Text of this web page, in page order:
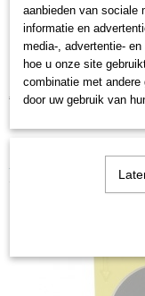
Inloggen Registreren
Home
aanbieden van sociale
informatie en
media-, advertentie-
hoe u onze site
combinatie met
door uw gebruik van